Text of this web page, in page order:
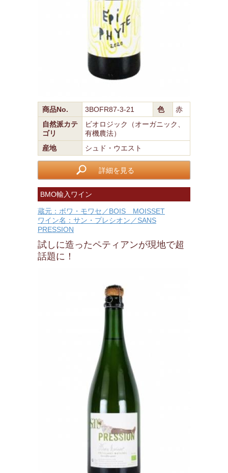
商品No. 3BOFR87-3-21 色
赤
自然派カテ
ゴリ
ビオロジック（オーガニック、
有機農法）
産地
シュド・ウエスト
詳細を見る
BMO輸入ワイン
蔵元：ボワ・モワセ／BOIS MOISSET
ワイン名：サン・プレシオン／SANS
PRESSION
試しに造ったペティアンが現地で超
話題に！